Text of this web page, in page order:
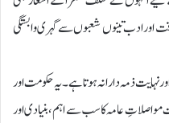
ادب تینوں شعبوں سے گہری وابستگی
نہایت ذمہ دارانہ ہوتا ہے۔ یہ حکومت اور
عامہ کا سب سے اہم، بنیادی اور